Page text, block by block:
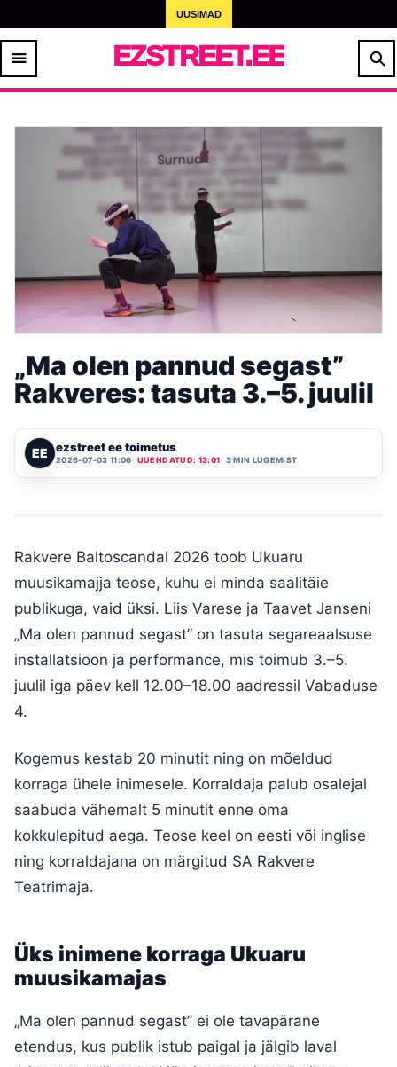
UUSIMAD
EZSTREET.EE
„Ma olen pannud segast”
Rakveres: tasuta 3.–5. juulil
EE ezstreet ee toimetus
2026-07-03 11:06 UUENDATUD: 13:01 3 MIN LUGEMIST
Rakvere Baltoscandal 2026 toob Ukuaru
muusikamajja teose, kuhu ei minda saalitäie
publikuga, vaid üksi. Liis Varese ja Taavet Janseni
„Ma olen pannud segast” on tasuta segareaalsuse
installatsioon ja performance, mis toimub 3.–5.
juulil iga päev kell 12.00–18.00 aadressil Vabaduse
4.
Kogemus kestab 20 minutit ning on mõeldud
korraga ühele inimesele. Korraldaja palub osalejal
saabuda vähemalt 5 minutit enne oma
kokkulepitud aega. Teose keel on eesti või inglise
ning korraldajana on märgitud SA Rakvere
Teatrimaja.
Üks inimene korraga Ukuaru
muusikamajas
„Ma olen pannud segast” ei ole tavapärane
etendus, kus publik istub paigal ja jälgib laval